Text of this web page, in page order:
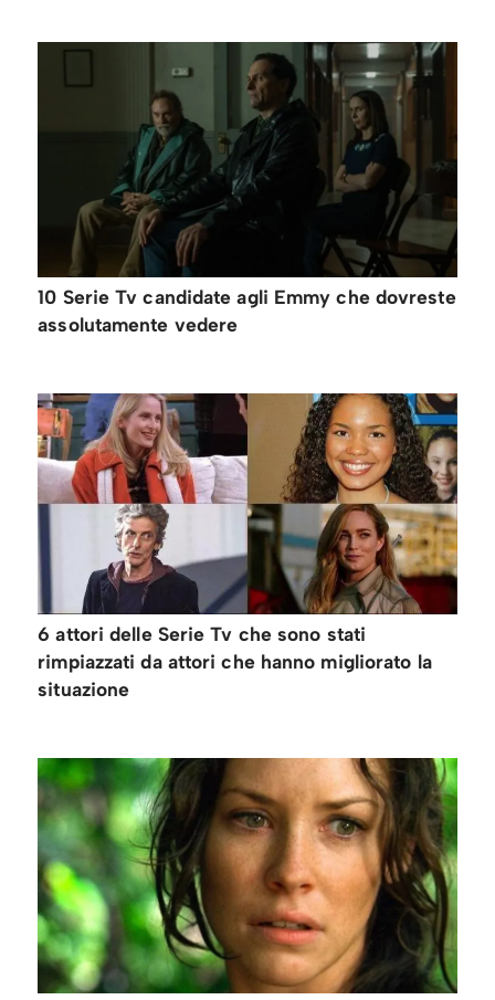
10 Serie Tv candidate agli Emmy che dovreste
assolutamente vedere
6 attori delle Serie Tv che sono stati
rimpiazzati da attori che hanno migliorato la
situazione